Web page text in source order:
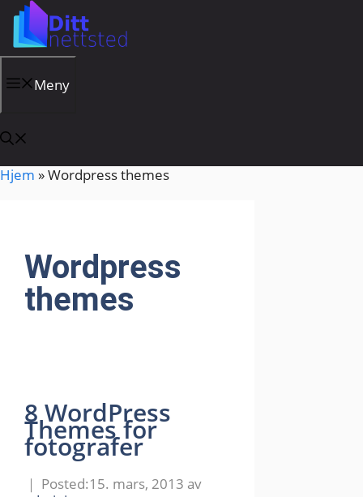
Hopp
innhold
Meny
Hjem »Wordpress themes
Wordpress
themes
8 WordPress
Themes for
fotografer
15. mars, 2013 av